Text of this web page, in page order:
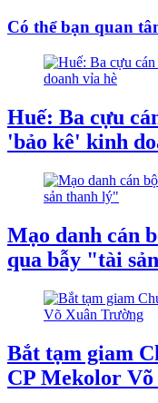
Có thể bạn quan
Huế: Ba cựu
'bảo kê' kinh
Mạo danh cán
qua bẫy "tài
Bắt tạm giam
CP Mekolor